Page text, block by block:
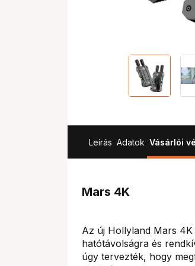
Leírás Adatok Vásárlói
Mars 4K
Az új Hollyland Mars 4K
hatótávolságra és
úgy tervezték, hogy